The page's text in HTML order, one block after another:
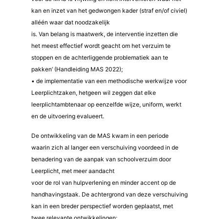
kan en inzet van het gedwongen kader (straf en/of civiel)
alléén waar dat noodzakelijk
is. Van belang is maatwerk, de interventie inzetten die
het meest effectief wordt geacht om het verzuim te
stoppen en de achterliggende problematiek aan te
pakken’ (Handleiding MAS 2022);
• de implementatie van een methodische werkwijze voor
Leerplichtzaken, hetgeen wil zeggen dat elke
leerplichtambtenaar op eenzelfde wijze, uniform, werkt
en de uitvoering evalueert.
De ontwikkeling van de MAS kwam in een periode
waarin zich al langer een verschuiving voordeed in de
benadering van de aanpak van schoolverzuim door
Leerplicht, met meer aandacht
voor de rol van hulpverlening en minder accent op de
handhavingstaak. De achtergrond van deze verschuiving
kan in een breder perspectief worden geplaatst, met